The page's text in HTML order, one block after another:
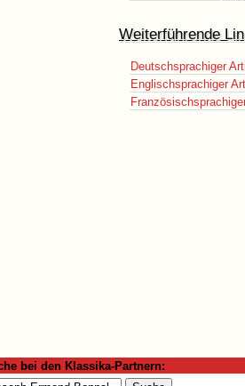
Weiterführende
Deutschsprachiger
Englischsprachiger
bei den Klassika-Partnern: